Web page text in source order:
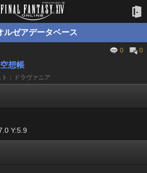
ルゼアデータベース
0 0
想帳
：ドラヴァニア
Y:5.9